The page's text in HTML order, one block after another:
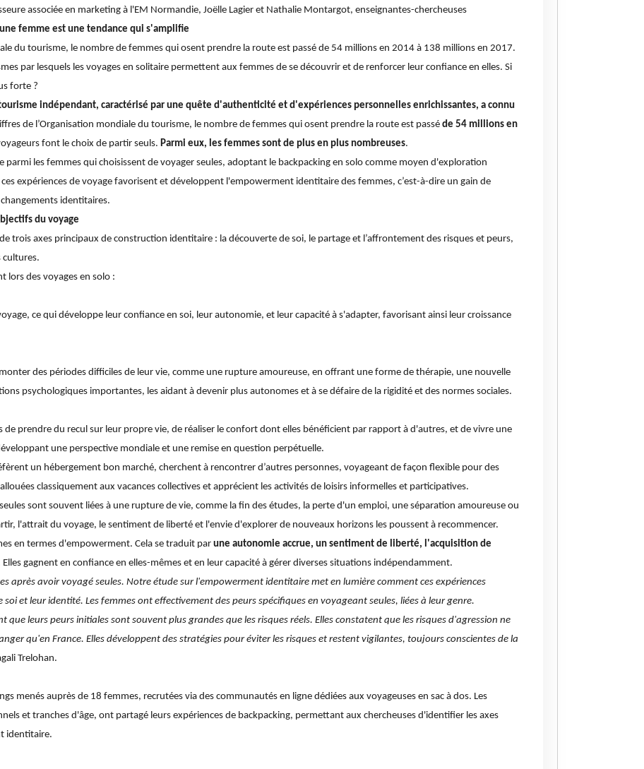
associée en marketing à l'EM Normandie, Joëlle Lagier et Nathalie Montargot, enseignantes-chercheuses
femme est une tendance qui s'amplifie
du tourisme, le nombre de femmes qui osent prendre la route est passé de 54 millions en 2014 à 138 millions en 2017.
par lesquels les voyages en solitaire permettent aux femmes de se découvrir et de renforcer leur confiance en elles. Si
forte ?
indépendant, caractérisé par une quête d'authenticité et d'expériences personnelles enrichissantes, a connu
de l’Organisation mondiale du tourisme, le nombre de femmes qui osent prendre la route est passé de 54 millions en
font le choix de partir seuls. Parmi eux, les femmes sont de plus en plus nombreuses.
les femmes qui choisissent de voyager seules, adoptant le backpacking en solo comme moyen d'exploration
expériences de voyage favorisent et développent l'empowerment identitaire des femmes, c’est-à-dire un gain de
identitaires.
du voyage
trois axes principaux de construction identitaire : la découverte de soi, le partage et l’affrontement des risques et peurs,
cultures.
lors des voyages en solo :
ce qui développe leur confiance en soi, leur autonomie, et leur capacité à s'adapter, favorisant ainsi leur croissance
des périodes difficiles de leur vie, comme une rupture amoureuse, en offrant une forme de thérapie, une nouvelle
psychologiques importantes, les aidant à devenir plus autonomes et à se défaire de la rigidité et des normes sociales.
de prendre du recul sur leur propre vie, de réaliser le confort dont elles bénéficient par rapport à d'autres, et de vivre une
une perspective mondiale et une remise en question perpétuelle.
un hébergement bon marché, cherchent à rencontrer d’autres personnes, voyageant de façon flexible pour des
classiquement aux vacances collectives et apprécient les activités de loisirs informelles et participatives.
sont souvent liées à une rupture de vie, comme la fin des études, la perte d'un emploi, une séparation amoureuse ou
l'attrait du voyage, le sentiment de liberté et l'envie d'explorer de nouveaux horizons les poussent à recommencer.
en termes d'empowerment. Cela se traduit par une autonomie accrue, un sentiment de liberté, l'acquisition de
Elles gagnent en confiance en elles-mêmes et en leur capacité à gérer diverses situations indépendamment.
après avoir voyagé seules. Notre étude sur l'empowerment identitaire met en lumière comment ces expériences
et leur identité. Les femmes ont effectivement des peurs spécifiques en voyageant seules, liées à leur genre.
que leurs peurs initiales sont souvent plus grandes que les risques réels. Elles constatent que les risques d'agression ne
qu'en France. Elles développent des stratégies pour éviter les risques et restent vigilantes, toujours conscientes de la
Trelohan.
menés auprès de 18 femmes, recrutées via des communautés en ligne dédiées aux voyageuses en sac à dos. Les
et tranches d'âge, ont partagé leurs expériences de backpacking, permettant aux chercheuses d'identifier les axes
identitaire.